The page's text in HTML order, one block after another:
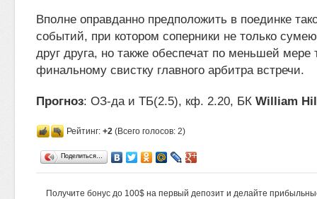
Вполне оправданно предположить в поединке
событий, при котором соперники не только
друг друга, но также обеспечат по меньшей мере
финальному свистку главного арбитра встречи.
Прогноз: ОЗ-да и ТБ(2.5), кф. 2.20, БК William
Рейтинг: +2 (Всего голосов: 2)
Поделиться…
Получите бонус до 100$ на первый депозит и делайте